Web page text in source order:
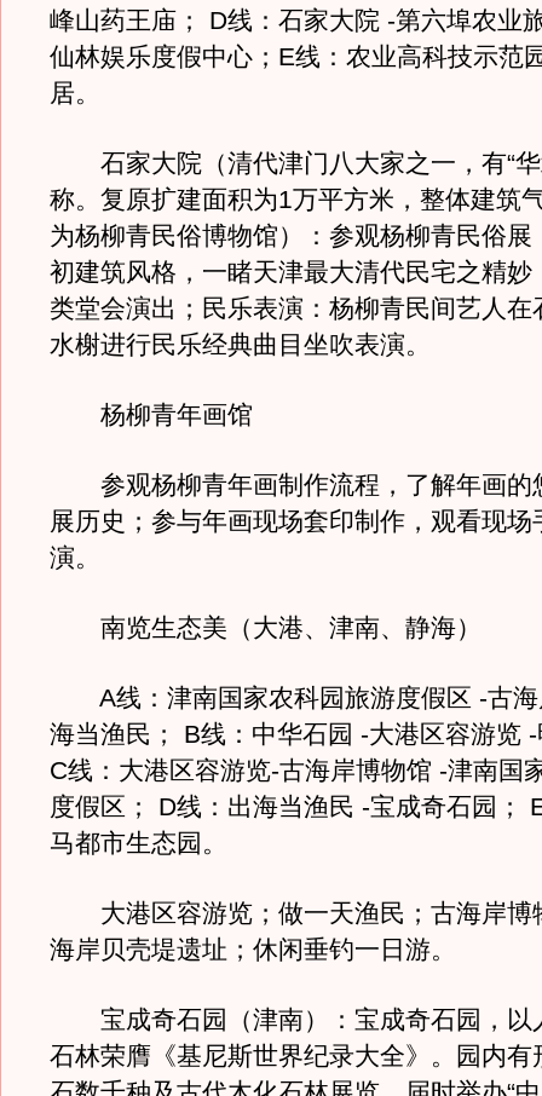
峰山药王庙； D线：石家大院 -第六埠农业
仙林娱乐度假中心；E线：农业高科技示范
居。
石家大院（清代津门八大家之一，有“华
称。复原扩建面积为1万平方米，整体建筑
为杨柳青民俗博物馆）：参观杨柳青民俗展
初建筑风格，一睹天津最大清代民宅之精妙
类堂会演出；民乐表演：杨柳青民间艺人在
水榭进行民乐经典曲目坐吹表演。
杨柳青年画馆
参观杨柳青年画制作流程，了解年画的
展历史；参与年画现场套印制作，观看现场
演。
南览生态美（大港、津南、静海）
A线：津南国家农科园旅游度假区 -古海
海当渔民； B线：中华石园 -大港区容游览
C线：大港区容游览-古海岸博物馆 -津南国
度假区； D线：出海当渔民 -宝成奇石园；
马都市生态园。
大港区容游览；做一天渔民；古海岸博
海岸贝壳堤遗址；休闲垂钓一日游。
宝成奇石园（津南）：宝成奇石园，以
石林荣膺《基尼斯世界纪录大全》。园内有